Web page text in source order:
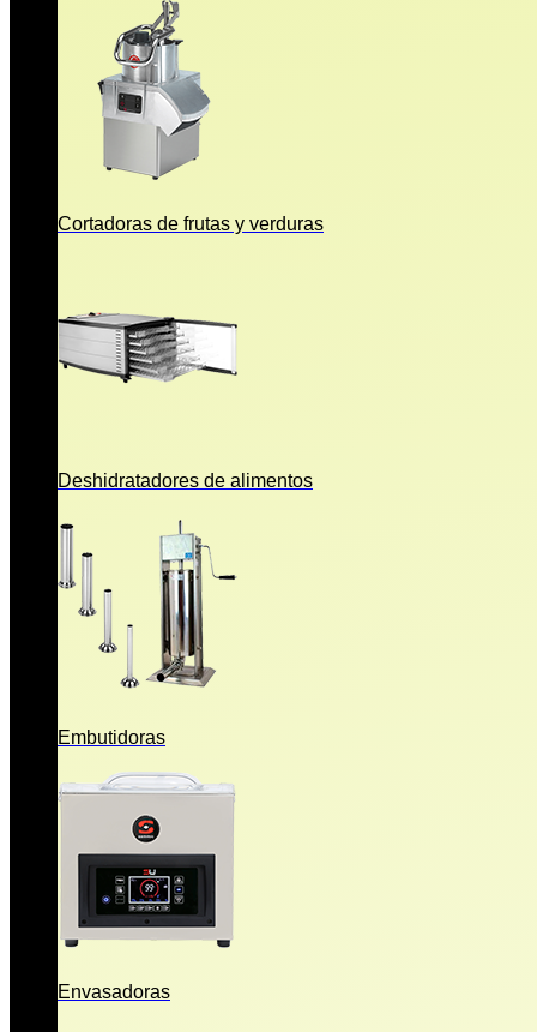
Cortadoras de frutas y verduras
Deshidratadores de alimentos
Embutidoras
Envasadoras